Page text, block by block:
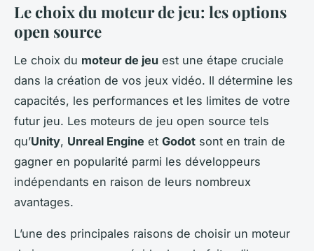
Le choix du moteur de jeu: les options
open source
Le choix du moteur de jeu est une étape cruciale
dans la création de vos jeux vidéo. Il détermine les
capacités, les performances et les limites de votre
futur jeu. Les moteurs de jeu open source tels
qu’Unity, Unreal Engine et Godot sont en train de
gagner en popularité parmi les développeurs
indépendants en raison de leurs nombreux
avantages.
L’une des principales raisons de choisir un moteur